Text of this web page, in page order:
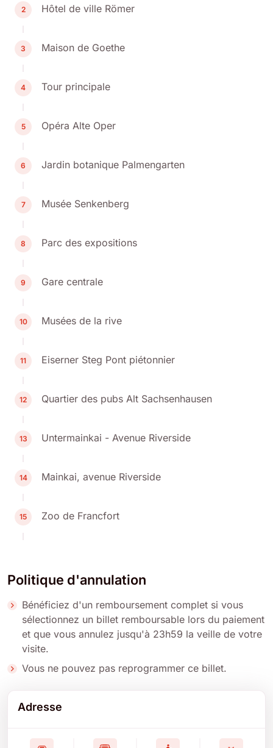
2 Hôtel de ville Römer
3 Maison de Goethe
4 Tour principale
5 Opéra Alte Oper
6 Jardin botanique Palmengarten
7 Musée Senkenberg
8 Parc des expositions
9 Gare centrale
10 Musées de la rive
11 Eiserner Steg Pont piétonnier
12 Quartier des pubs Alt Sachsenhausen
13 Untermainkai - Avenue Riverside
14 Mainkai, avenue Riverside
15 Zoo de Francfort
Politique d'annulation
Bénéficiez d'un remboursement complet si vous
sélectionnez un billet remboursable lors du paiement
et que vous annulez jusqu'à 23h59 la veille de votre
visite.
Vous ne pouvez pas reprogrammer ce billet.
Adresse